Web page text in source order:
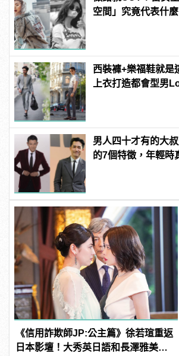
空間」究竟代表什
西裝褲+樂福鞋就是
上衣打造都會型男
男人四十才有的大
的7個特徵，年輕時
《信用詐欺師JP:公主篇》徐若瑄重返
日本影壇！大秀英日語和長澤雅美演